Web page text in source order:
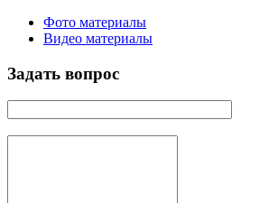
Фото материалы
Видео материалы
Задать вопрос